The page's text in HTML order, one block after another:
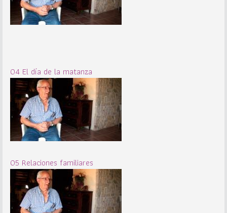
04 El día de la matanza
05 Relaciones familiares